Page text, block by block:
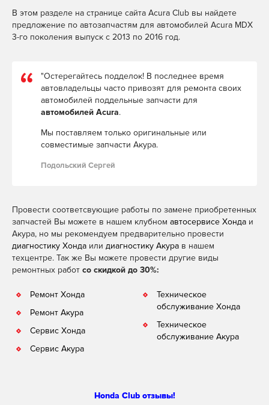
В этом разделе на странице сайта Acura Club вы найдете
предложение по автозапчастям для автомобилей Acura MDX
3-го поколения выпуск с 2013 по 2016 год.
"Остерегайтесь подделок! В последнее время
автовладельцы часто привозят для ремонта своих
автомобилей поддельные запчасти для
автомобилей Acura.
Мы поставляем только оригинальные или
совместимые запчасти Акура.
Подольский Сергей
Провести соответсвующие работы по замене приобретенных
запчастей Вы можете в нашем клубном автосервисе Хонда и
Акура, но мы рекомендуем предварительно провести
диагностику Хонда или диагностику Акура в нашем
техцентре. Так же Вы можете провести другие виды
ремонтных работ со скидкой до 30%:
Ремонт Хонда
Ремонт Акура
Сервис Хонда
Сервис Акура
Техническое
обслуживание Хонда
Техническое
обслуживание Акура
Honda Club отзывы!